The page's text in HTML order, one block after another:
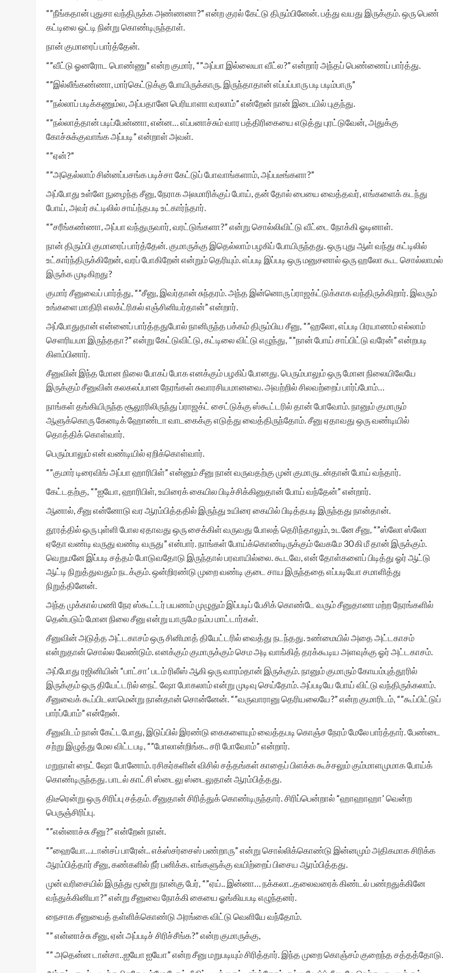
“”நீங்கதான் புதுசா வந்திருக்க அண்ணனா?” என்ற குரல் கேட்டு திரும்பினேன். பத்து வயது இருக்கும். ஒரு பெண்
கட்டிலை ஒட்டி நின்று கொண்டிருந்தாள்.
நான் குமாரைப் பார்த்தேன்.
“”வீட்டு ஓனரோட பொண்ணு” என்ற குமார், “”அப்பா இல்லையா வீட்ல?” என்றார் அந்தப் பெண்ணைப் பார்த்து.
“”இல்லீங்கண்ணா, மார்கெட்டுக்கு போயிருக்காரு. இருந்தாதான் எப்பப்பாரு படி படிம்பாரு”
“”நல்லாப் படிக்கணும்ல, அப்பதானே பெரியாளா வரலாம்” என்றேன் நான் இடையில் புகுந்து.
“”நல்லாத்தான் படிப்பேன்ணா, என்ன… எப்பனாச்சும் வார பத்திரிகையை எடுத்து புரட்டுவேன், அதுக்கு
கோச்சுக்குவாங்க அப்படி” என்றாள் அவள்.
“”ஏன்?”
“”அதெல்லாம் சின்னப்பசங்க படிச்சா கேட்டுப் போவாங்களாம், அப்படீங்களா?”
அப்போது உள்ளே நுழைந்த சீனு, நேராக அலமாரிக்குப் போய், தன் தோல் பையை வைத்தவர், எங்களைக் கடந்து
போய், அவர் கட்டிலில் சாய்ந்தபடி உட்கார்ந்தார்.
“”சரீங்கண்ணா, அப்பா வந்துருவார், வரட்டுங்களா?” என்று சொல்லிவிட்டு வீட்டை நோக்கி ஓடினாள்.
நான் திரும்பி குமாரைப் பார்த்தேன். குமாருக்கு இதெல்லாம் பழகிப் போயிருந்தது. ஒரு புது ஆள் வந்து கட்டிலில்
உட்கார்ந்திருக்கிறேன், வரப் போகிறேன் என்றும் தெரியும். எப்படி இப்படி ஒரு மனுசனால் ஒரு ஹலோ கூட சொல்லாமல்
இருக்க முடிகிறது?
குமார் சீனுவைப் பார்த்து, “”சீனு, இவர்தான் சுந்தரம். அந்த இன்னொரு ப்ராஜக்ட்டுக்காக வந்திருக்கிறார். இவரும்
உங்களை மாதிரி எலக்ட்ரிகல் எஞ்சினியர்தான்” என்றார்.
அப்போதுதான் என்னைப் பார்த்ததுபோல் நானிருந்த பக்கம் திரும்பிய சீனு, “”ஹலோ, எப்படி பிரயாணம் எல்லாம்
செளரியமா இருந்ததா?” என்று கேட்டுவிட்டு, கட்டிலை விட்டு எழுந்து, “”நான் போய் சாப்பிட்டு வரேன்” என்றபடி
கிளம்பினார்.
சீனுவின் இந்த மோன நிலை போகப் போக எனக்கும் பழகிப் போனது. பெரும்பாலும் ஒரு மோன நிலையிலேயே
இருக்கும் சீனுவின் கலகலப்பான நேரங்கள் சுவாரசியமானவை. அவற்றில் சிலவற்றைப் பார்ப்போம்…
நாங்கள் தங்கியிருந்த சூலூரிலிருந்து ப்ராஜக்ட் சைட்டுக்கு ஸ்கூட்டரில் தான் போவோம். நானும் குமாரும்
ஆளுக்கொரு கேனடிக் ஹோண்டா வாடகைக்கு எடுத்து வைத்திருந்தோம். சீனு ஏதாவது ஒரு வண்டியில்
தொத்திக் கொள்வார்.
பெரும்பாலும் என் வண்டியில் ஏறிக்கொள்வார்.
“”குமார் டிரைவிங் அப்பா ஹாரிபிள்” என்னும் சீனு நான் வருவதற்கு முன் குமாருடன்தான் போய் வந்தார்.
கேட்டதற்கு, “”ஐயோ, ஹாரிபிள், உயிரைக் கையில பிடிச்சிக்கினுதான் போய் வந்தேன்” என்றார்.
ஆனால், சீனு என்னோடு வர ஆரம்பித்ததில் இருந்து உயிரை கையில் பிடித்தபடி இருந்தது நான்தான்.
தூரத்தில் ஒரு புள்ளி போல ஏதாவது ஒரு சைக்கிள் வருவது போலத் தெரிந்தாலும், உடனே சீனு, “”ஸ்லோ ஸ்லோ
ஏதோ வண்டி வருது வண்டி வருது” என்பார். நாங்கள் போய்க்கொண்டிருக்கும் வேகமே 30 கி மீ தான் இருக்கும்.
வெறுமனே இப்படி சத்தம் போடுவதோடு இருந்தால் பரவாயில்லை. கூடவே, என் தோள்களைப் பிடித்து ஓர் ஆட்டு
ஆட்டி நிறுத்துவதும் நடக்கும். ஒன்றிரண்டு முறை வண்டி குடை சாய இருந்ததை எப்படியோ சமாளித்து
நிறுத்தினேன்.
அந்த முக்கால் மணி நேர ஸ்கூட்டர் பயணம் முழுதும் இப்படிப் பேசிக் கொண்டே வரும் சீனுதானா மற்ற நேரங்களில்
தென்படும் மோன நிலை சீனு என்று யாருமே நம்ப மாட்டார்கள்.
சீனுவின் அடுத்த அட்டகாசம் ஒரு சினிமாத் தியேட்டரில் வைத்து நடந்தது. உண்மையில் அதை அட்டகாசம்
என்றுதான் சொல்ல வேண்டும். எனக்கும் குமாருக்கும் செம அடி வாங்கித் தரக்கூடிய அளவுக்கு ஓர் அட்டகாசம்.
அப்போது ரஜினியின் “பாட்சா’ படம் ரிலீஸ் ஆகி ஒரு வாரம்தான் இருக்கும். நானும் குமாரும் கோயம்புத்தூரில்
இருக்கும் ஒரு தியேட்டரில் நைட் ஷோ போகலாம் என்று முடிவு செய்தோம். அப்படியே போய் விட்டு வந்திருக்கலாம்.
சீனுவைக் கூப்பிடலாமென்று நான்தான் சொன்னேன். “”வருவாரானு தெரியலையே?” என்ற குமாரிடம், “”கூப்பிட்டுப்
பார்ப்போம்” என்றேன்.
சீனுவிடம் நான் கேட்டபோது, இடுப்பில் இரண்டு கைகளையும் வைத்தபடி கொஞ்ச நேரம் மேலே பார்த்தார். பேண்டை
சற்று இழுத்து மேல விட்டபடி, “”போலான்றிங்க.. சரி போவோம்” என்றார்.
மறுநாள் நைட் ஷோ போனோம். ரசிகர்களின் விசில் சத்தங்கள் காதைப் பிளக்க கூச்சலும் கும்மாளமுமாக போய்க்
கொண்டிருந்தது. பாடல் காட்சி ஸ்டைலு ஸ்டைலுதான் ஆரம்பித்தது.
திடீரென்று ஒரு சிரிப்பு சத்தம். சீனுதான் சிரித்துக் கொண்டிருந்தார். சிரிப்பென்றால் “ஹாஹாஹா’ வென்ற
பெருஞ்சிரிப்பு.
“”என்னாச்சு சீனு?” என்றேன் நான்.
“”ஹையோ…டான்சப் பாரேன்.. எக்ஸ்சர்சைஸ் பண்றாரு” என்று சொல்லிக்கொண்டு இன்னமும் அதிகமாக சிரிக்க
ஆரம்பித்தார் சீனு, கண்களில் நீர் பனிக்க. எங்களுக்கு வயிற்றைப் பிசைய ஆரம்பித்தது.
முன் வரிசையில் இருந்து மூன்று நான்கு பேர், “”ஏய்.. இன்னா… நக்கலா..தலைவரைக் கிண்டல் பண்றதுக்கினே
வந்துக்கினியா?” என்று சீனுவை நோக்கி கையை ஓங்கியபடி எழுந்தனர்.
நைசாக சீனுவைத் தள்ளிக்கொண்டு அரங்கை விட்டு வெளியே வந்தோம்.
“” என்னாச்சு சீனு, ஏன் அப்படிச் சிரிச்சீங்க?” என்ற குமாருக்கு,
“” அதென்ன டான்சா..ஐயோ ஐயோ” என்ற சீனு மறுபடியும் சிரித்தார். இந்த முறை கொஞ்சம் குறைந்த சத்தத்தோடு.
ஆரம்ப கட்ட
கொடுக்கும் அற்புதமான
மேடை. நான்
சிறுகதைகள்.காம்
மூலமாகத்தான்
அறியப்பட்டேன் என்பதை
இங்கே பெருமையுடன்